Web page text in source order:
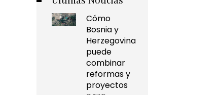
Cómo
Bosnia y
Herzegovina
puede
combinar
reformas y
proyectos